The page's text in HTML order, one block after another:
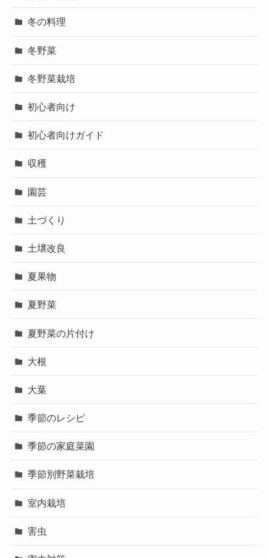
冬の料理
冬野菜
冬野菜栽培
初心者向け
初心者向けガイド
収穫
園芸
土づくり
土壌改良
夏果物
夏野菜
夏野菜の片付け
大根
大葉
季節のレシピ
季節の家庭菜園
季節別野菜栽培
室内栽培
害虫